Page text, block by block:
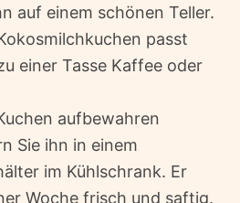
auf einem schönen Teller.
passt
einer Tasse Kaffee oder
aufbewahren
Sie ihn in einem
im Kühlschrank. Er
Woche frisch und saftig.